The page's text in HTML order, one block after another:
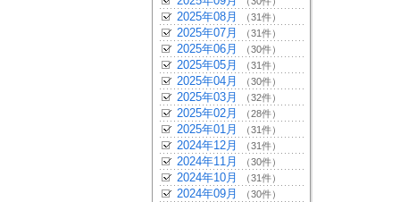
2025年08月 （31件）
2025年07月 （31件）
2025年06月 （30件）
2025年05月 （31件）
2025年04月 （30件）
2025年03月 （32件）
2025年02月 （28件）
2025年01月 （31件）
2024年12月 （31件）
2024年11月 （30件）
2024年10月 （31件）
2024年09月 （30件）